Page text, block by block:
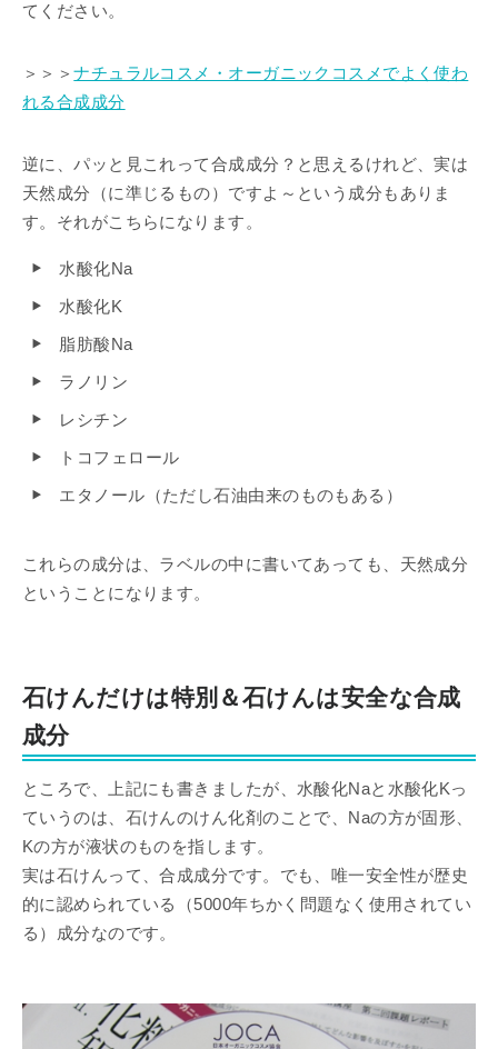
てください。
＞＞＞ナチュラルコスメ・オーガニックコスメでよく使わ
れる合成成分
逆に、パッと見これって合成成分？と思えるけれど、実は
天然成分（に準じるもの）ですよ～という成分もありま
す。それがこちらになります。
水酸化Na
水酸化K
脂肪酸Na
ラノリン
レシチン
トコフェロール
エタノール（ただし石油由来のものもある）
これらの成分は、ラベルの中に書いてあっても、天然成分
ということになります。
石けんだけは特別＆石けんは安全な合成
成分
ところで、上記にも書きましたが、水酸化Naと水酸化Kっ
ていうのは、石けんのけん化剤のことで、Naの方が固形、
Kの方が液状のものを指します。
実は石けんって、合成成分です。でも、唯一安全性が歴史
的に認められている（5000年ちかく問題なく使用されてい
る）成分なのです。